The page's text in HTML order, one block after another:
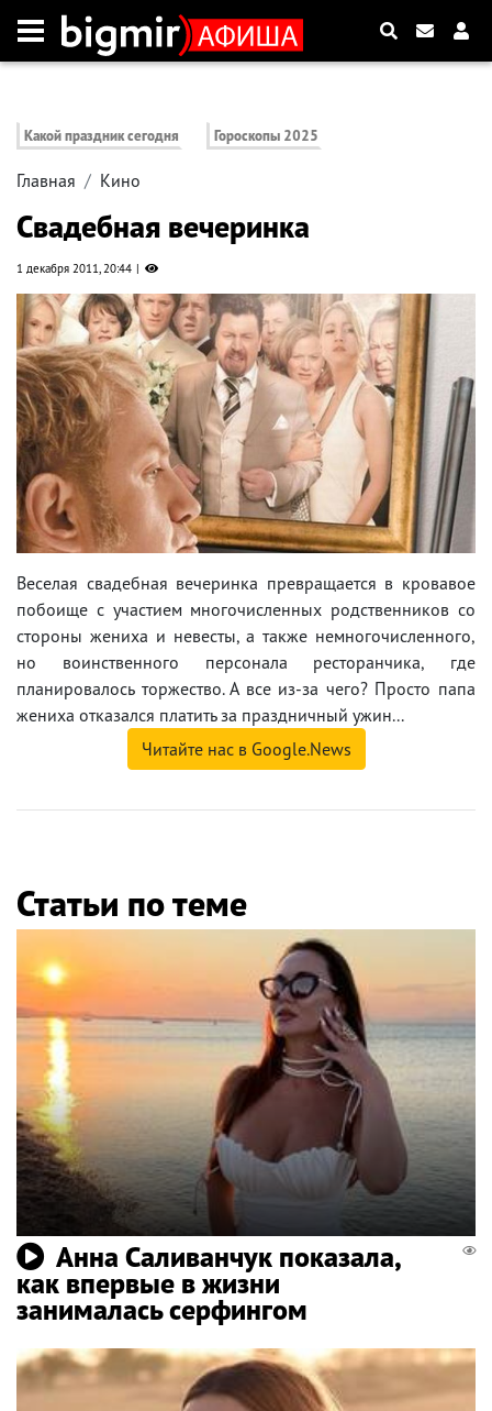
Какой праздник сегодня Гороскопы 2025
Главная Кино
Свадебная вечеринка
1 декабря 2011, 20:44
Веселая свадебная вечеринка превращается в кровавое
побоище с участием многочисленных родственников со
стороны жениха и невесты, а также немногочисленного,
но воинственного персонала ресторанчика, где
планировалось торжество. А все из-за чего? Просто папа
жениха отказался платить за праздничный ужин...
Читайте нас в Google.News
Статьи по теме
Анна Саливанчук показала,
как впервые в жизни
занималась серфингом